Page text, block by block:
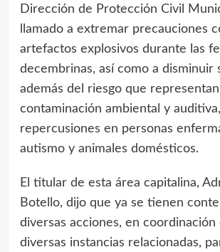
Dirección de Protección Civil
llamado a extremar precauciones
artefactos explosivos durante las
decembrinas, así como a disminuir
además del riesgo que
contaminación ambiental y
repercusiones en personas
autismo y animales domésticos.
El titular de esta área capitalina,
Botello, dijo que ya se tienen
diversas acciones, en coordinación
diversas instancias relacionadas,